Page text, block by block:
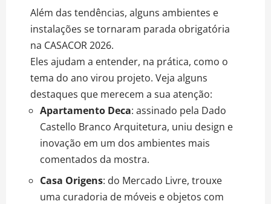
Além das tendências, alguns ambientes e
instalações se tornaram parada obrigatória
na CASACOR 2026.
Eles ajudam a entender, na prática, como o
tema do ano virou projeto. Veja alguns
destaques que merecem a sua atenção:
Apartamento Deca: assinado pela Dado
Castello Branco Arquitetura, uniu design e
inovação em um dos ambientes mais
comentados da mostra.
Casa Origens: do Mercado Livre, trouxe
uma curadoria de móveis e objetos com